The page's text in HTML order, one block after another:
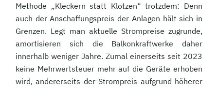
Methode „Kleckern statt Klotzen“ trotzdem: Denn
auch der Anschaffungspreis der Anlagen hält sich in
Grenzen. Legt man aktuelle Strompreise zugrunde,
amortisieren sich die Balkonkraftwerke daher
innerhalb weniger Jahre. Zumal einerseits seit 2023
keine Mehrwertsteuer mehr auf die Geräte erhoben
wird, andererseits der Strompreis aufgrund höherer